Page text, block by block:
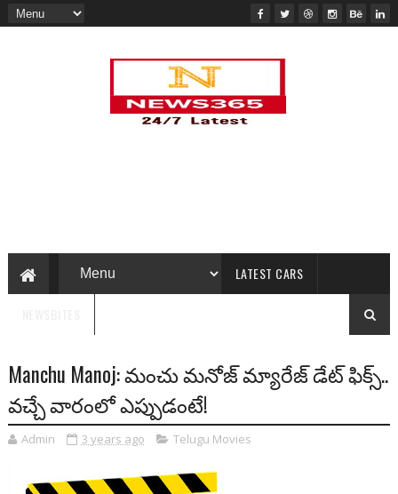
LATEST CARS
Manchu Manoj: మంచు మ‌నోజ్ మ్యారేజ్ డేట్ ఫిక్స్‌..
వ‌చ్చే వారంలో ఎప్పుడంటే!
Admin 3 years ago Telugu Movies